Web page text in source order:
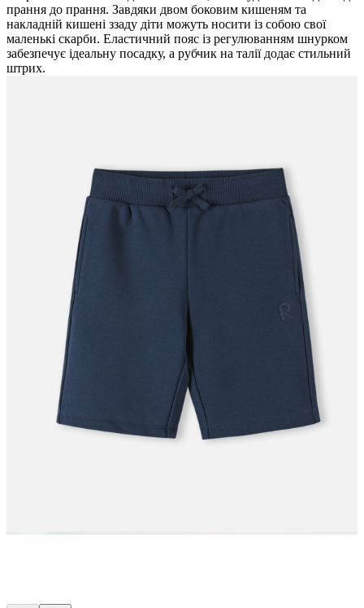
прання до прання. Завдяки двом боковим кишеням та
накладній кишені ззаду діти можуть носити із собою свої
маленькі скарби. Еластичний пояс із регулюванням шнурком
забезпечує ідеальну посадку, а рубчик на талії додає стильний
штрих.